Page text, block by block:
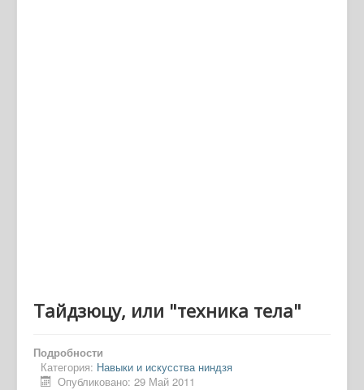
Тайдзюцу, или "техника тела"
Подробности
Категория: Навыки и искусства ниндзя
Опубликовано: 29 Май 2011